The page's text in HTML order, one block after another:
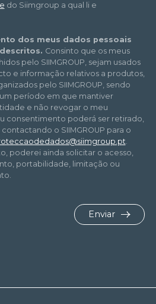
do Siimgroup a qual li e
dos meus dados pessoais
Consinto que os meus
pelo SIIMGROUP, sejam usados
e informação relativos a produtos,
pelo SIIMGROUP, sendo
período em que mantiver
e não revogar o meu
consentimento poderá ser retirado,
o SIIMGROUP para o
.
poderei ainda solicitar o acesso,
portabilidade, limitação ou
Enviar